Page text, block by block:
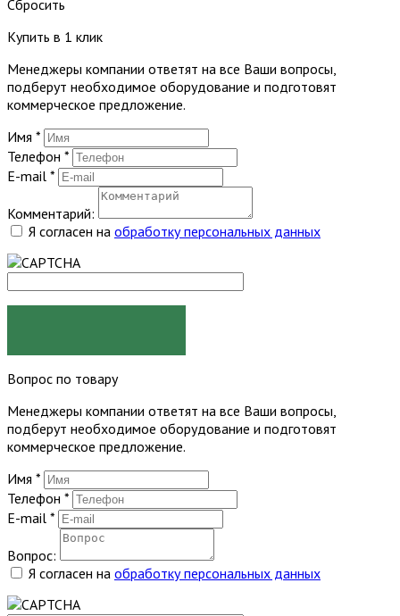
Сбросить
Купить в 1 клик
Менеджеры компании ответят на все Ваши вопросы,
подберут необходимое оборудование и подготовят
коммерческое предложение.
Имя *
Телефон *
E-mail *
Комментарий:
Я согласен на обработку персональных данных
Вопрос по товару
Менеджеры компании ответят на все Ваши вопросы,
подберут необходимое оборудование и подготовят
коммерческое предложение.
Имя *
Телефон *
E-mail *
Вопрос:
Я согласен на обработку персональных данных